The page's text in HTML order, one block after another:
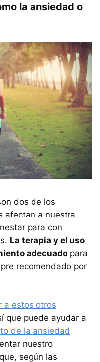
la ansiedad o
dos de los
afectan a nuestra
para con
La terapia y el uso
adecuado para
recomendado por
a estos otros
que puede ayudar a
de la ansiedad
nuestro
según las